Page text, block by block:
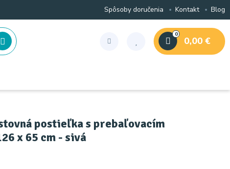
Spôsoby doručenia Kontakt Blog
0
0,00 €
postieľka s prebaľovacím
x 65 cm - sivá